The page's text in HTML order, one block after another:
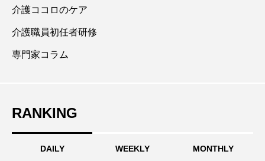
ーも経験し相談援助のスキルも習得。趣味はバスケッ
トボールと広島カープの応援。
介護ココロのケア
介護職員初任者研修
専門家コラム
RANKING
DAILY WEEKLY MONTHLY